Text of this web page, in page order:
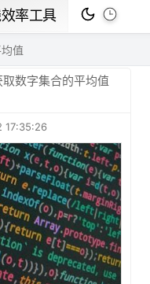
率工具
值
数字集合的平均值
17:35:26